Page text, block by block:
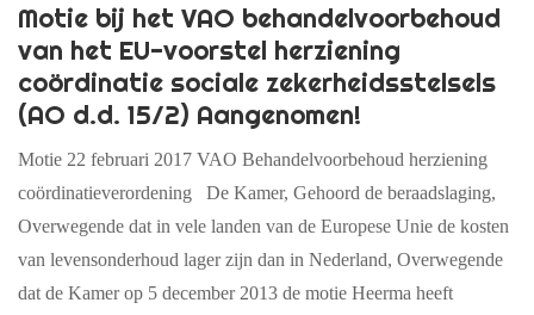
Motie bij het VAO behandelvoorbehoud
van het EU-voorstel herziening
coördinatie sociale zekerheidsstelsels
(AO d.d. 15/2) Aangenomen!
Motie 22 februari 2017 VAO Behandelvoorbehoud herziening
coördinatieverordening De Kamer, Gehoord de beraadslaging,
Overwegende dat in vele landen van de Europese Unie de kosten
van levensonderhoud lager zijn dan in Nederland, Overwegende
dat de Kamer op 5 december 2013 de motie Heerma heeft